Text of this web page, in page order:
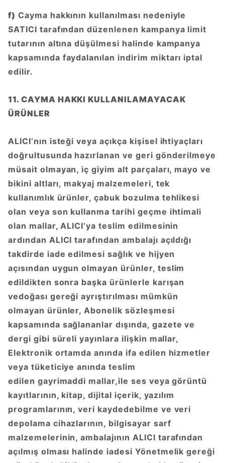
f) Cayma hakkının kullanılması nedeniyle
SATICI tarafından düzenlenen kampanya limit
tutarının altına düşülmesi halinde kampanya
kapsamında faydalanılan indirim miktarı iptal
edilir.
11. CAYMA HAKKI KULLANILAMAYACAK
ÜRÜNLER
ALICI’nın isteği veya açıkça kişisel ihtiyaçları
doğrultusunda hazırlanan ve geri gönderilmeye
müsait olmayan, iç giyim alt parçaları, mayo ve
bikini altları, makyaj malzemeleri, tek
kullanımlık ürünler, çabuk bozulma tehlikesi
olan veya son kullanma tarihi geçme ihtimali
olan mallar, ALICI’ya teslim edilmesinin
ardından ALICI tarafından ambalajı açıldığı
takdirde iade edilmesi sağlık ve hijyen
açısından uygun olmayan ürünler, teslim
edildikten sonra başka ürünlerle karışan
vedoğası gereği ayrıştırılması mümkün
olmayan ürünler, Abonelik sözleşmesi
kapsamında sağlananlar dışında, gazete ve
dergi gibi süreli yayınlara ilişkin mallar,
Elektronik ortamda anında ifa edilen hizmetler
veya tüketiciye anında teslim
edilen gayrimaddi mallar,ile ses veya görüntü
kayıtlarının, kitap, dijital içerik, yazılım
programlarının, veri kaydedebilme ve veri
depolama cihazlarının, bilgisayar sarf
malzemelerinin, ambalajının ALICI tarafından
açılmış olması halinde iadesi Yönetmelik gereği